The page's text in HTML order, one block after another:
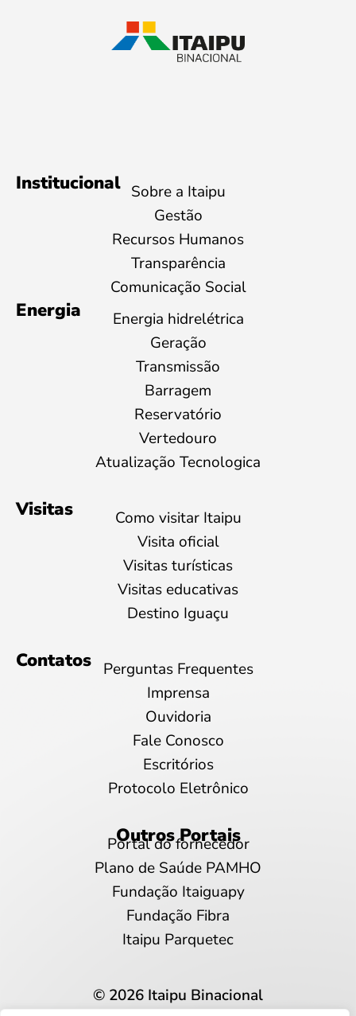
Institucional Sobre a Itaipu
Gestão
Recursos Humanos
Transparência
Comunicação Social
Energia
Energia hidrelétrica
Geração
Transmissão
Barragem
Reservatório
Vertedouro
Atualização Tecnologica
Visitas
Como visitar Itaipu
Visita oficial
Visitas turísticas
Visitas educativas
Destino Iguaçu
Contatos
Perguntas Frequentes
Imprensa
Ouvidoria
Fale Conosco
Escritórios
Protocolo Eletrônico
Outros Portais
Portal do fornecedor
Plano de Saúde PAMHO
Fundação Itaiguapy
Fundação Fibra
Itaipu Parquetec
© 2026 Itaipu Binacional